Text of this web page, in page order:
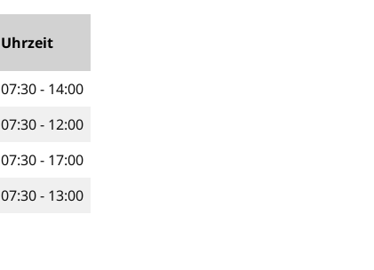
Uhrzeit
07:30 - 14:00
07:30 - 12:00
07:30 - 17:00
07:30 - 13:00